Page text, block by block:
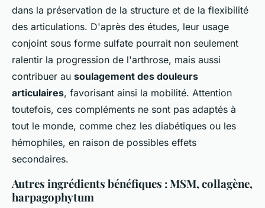
dans la préservation de la structure et de la flexibilité
des articulations. D'après des études, leur usage
conjoint sous forme sulfate pourrait non seulement
ralentir la progression de l'arthrose, mais aussi
contribuer au soulagement des douleurs
articulaires, favorisant ainsi la mobilité. Attention
toutefois, ces compléments ne sont pas adaptés à
tout le monde, comme chez les diabétiques ou les
hémophiles, en raison de possibles effets
secondaires.
Autres ingrédients bénéfiques : MSM, collagène,
harpagophytum